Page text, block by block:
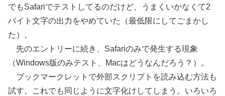
でもSafariでテストしてるのだけど、うまくいかなくて2
バイト文字の出力をやめていた（最低限にしてごまかし
た）。
先のエントリーに続き、Safariのみで発生する現象
（Windows版のみテスト、Macはどうなんだろう？）。
ブックマークレットで外部スクリプトを読み込む方法も
試す。これでも同じように文字化けしてしまう。いろいろ